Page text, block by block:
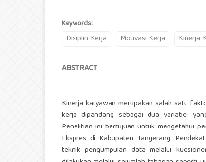
Keywords:
Disiplin Kerja Motivasi Kerja Kinerja
ABSTRACT
Kinerja karyawan merupakan salah satu
kerja dipandang sebagai dua variabel
Penelitian ini bertujuan untuk mengetahui
Ekspres di Kabupaten Tangerang.
teknik pengumpulan data melalui